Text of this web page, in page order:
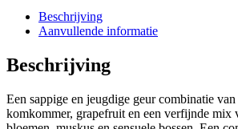
Beschrijving
Aanvullende informatie
Beschrijving
Een sappige en jeugdige geur combinatie van
komkommer, grapefruit en een verfijnde mix